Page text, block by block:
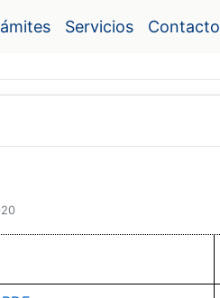
Servicios Contacto